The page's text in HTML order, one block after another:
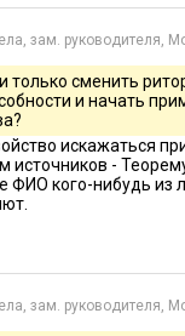
зам. руководителя,
сменить
и начать
искажаться
источников -
ФИО кого-нибудь из
зам. руководителя,